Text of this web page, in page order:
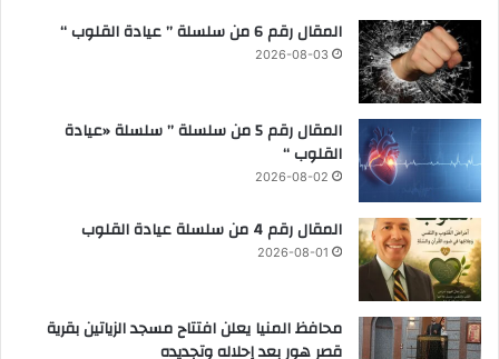
المقال رقم 6 من سلسلة ” عيادة القلوب “
2026-08-03
المقال رقم 5 من سلسلة ” سلسلة «عيادة
القلوب “
2026-08-02
المقال رقم 4 من سلسلة عيادة القلوب
2026-08-01
محافظ المنيا يعلن افتتاح مسجد الزياتين بقرية
قصر هور بعد إحلاله وتجديده